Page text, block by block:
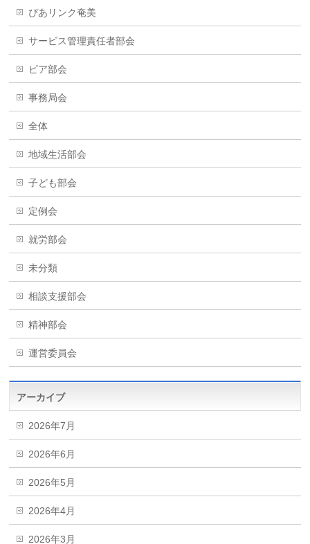
ぴあリンク奄美
サービス管理責任者部会
ピア部会
事務局会
全体
地域生活部会
子ども部会
定例会
就労部会
未分類
相談支援部会
精神部会
運営委員会
アーカイブ
2026年7月
2026年6月
2026年5月
2026年4月
2026年3月